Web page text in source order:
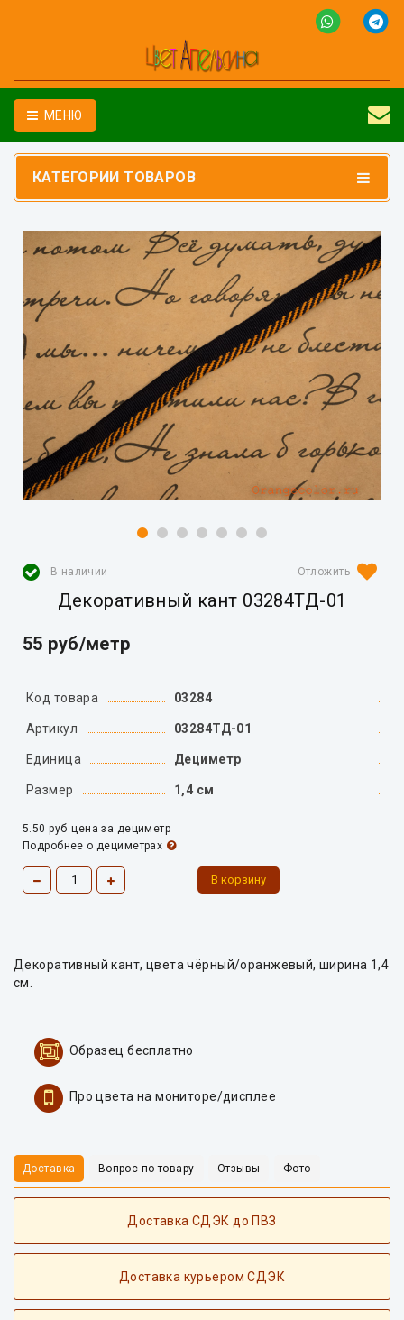
МЕНЮ
КАТЕГОРИИ ТОВАРОВ
В наличии
Декоративный кант 03284ТД-01
55 руб/метр
Код товара 03284
Артикул 03284ТД-01
Единица Дециметр
Размер 1,4 см
5.50 руб цена за дециметр
Подробнее о дециметрах
Декоративный кант, цвета чёрный/оранжевый, ширина 1,4
см.
Образец бесплатно
Про цвета на мониторе/дисплее
Доставка Вопрос по товару Отзывы Фото
Доставка СДЭК до ПВЗ
Доставка курьером СДЭК